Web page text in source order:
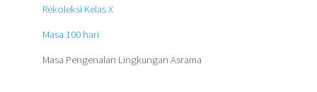
Rekoleksi Kelas X
Masa 100 hari
Masa Pengenalan Lingkungan Asrama